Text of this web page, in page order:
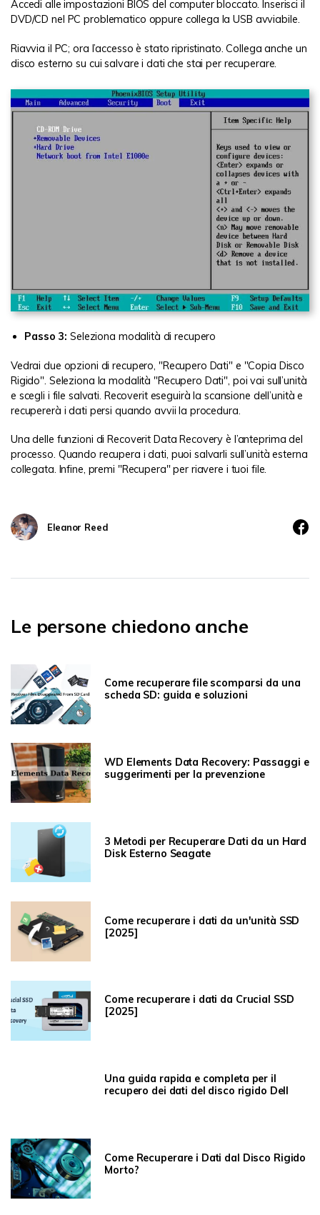
Accedi alle impostazioni BIOS del computer bloccato. Inserisci il
DVD/CD nel PC problematico oppure collega la USB avviabile.
Riavvia il PC; ora l’accesso è stato ripristinato. Collega anche un
disco esterno su cui salvare i dati che stai per recuperare.
Passo 3: Seleziona modalità di recupero
Vedrai due opzioni di recupero, "Recupero Dati" e "Copia Disco
Rigido". Seleziona la modalità "Recupero Dati", poi vai sull’unità
e scegli i file salvati. Recoverit eseguirà la scansione dell’unità e
recupererà i dati persi quando avvii la procedura.
Una delle funzioni di Recoverit Data Recovery è l’anteprima del
processo. Quando recupera i dati, puoi salvarli sull’unità esterna
collegata. Infine, premi "Recupera" per riavere i tuoi file.
Eleanor Reed
Le persone chiedono anche
Come recuperare file scomparsi da una
scheda SD: guida e soluzioni
WD Elements Data Recovery: Passaggi e
suggerimenti per la prevenzione
3 Metodi per Recuperare Dati da un Hard
Disk Esterno Seagate
Come recuperare i dati da un'unità SSD
[2025]
Come recuperare i dati da Crucial SSD
[2025]
Una guida rapida e completa per il
recupero dei dati del disco rigido Dell
Come Recuperare i Dati dal Disco Rigido
Morto?